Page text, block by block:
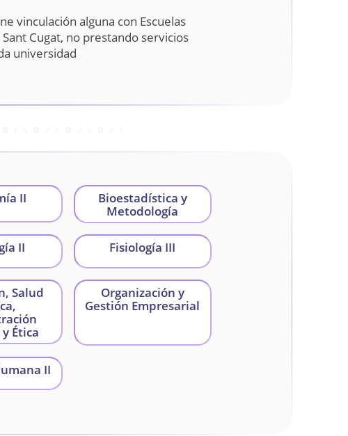
vinculación alguna con Escuelas
Cugat, no prestando servicios
universidad
II
Bioestadística y
Metodología
II Fisiología III
Salud
Ética
Organización y
Gestión Empresarial
II